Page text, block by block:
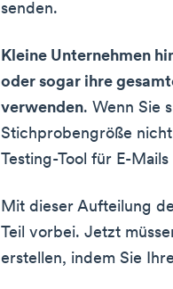
senden.
Kleine Unternehmen
oder sogar ihre
verwenden. Wenn Sie
Stichprobengröße
Testing-Tool für E-
Mit dieser Aufteilung
Teil vorbei. Jetzt
erstellen, indem Sie